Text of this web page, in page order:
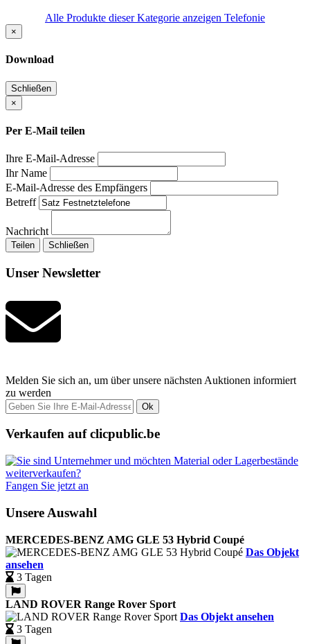
Alle Produkte dieser Kategorie anzeigen Telefonie
×
Download
Schließen
×
Per E-Mail teilen
Ihre E-Mail-Adresse
Ihr Name
E-Mail-Adresse des Empfängers
Betreff
Nachricht
Teilen Schließen
Unser Newsletter
Melden Sie sich an, um über unsere nächsten Auktionen informiert
zu werden
Ok
Verkaufen auf clicpublic.be
Fangen Sie jetzt an
Unsere Auswahl
MERCEDES-BENZ AMG GLE 53 Hybrid Coupé
Das Objekt
ansehen
3 Tagen
LAND ROVER Range Rover Sport
Das Objekt ansehen
3 Tagen